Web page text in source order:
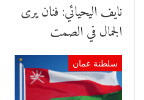
نايف اليحيائي: فنان يرى
الجمال في الصمت
سلطنة عمان